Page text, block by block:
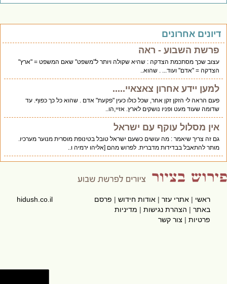
אחרונים
פרשת השבוע - ראה
עצוב שכך מסתכמת הצדקה : שהיא שקולה ויותר ל"משפט" שאם המשפט = "ארץ"
הצדקה = "אדם" ועוד... . שהוא..
למען יידע אחרון צאצאיי.....
פעם הראה לי הזקן זקן אחר, שכל כולו כעין "פקעת" אדם . שהוא כל כך כפוף. עד
שדומה שעוד מעט ופניו נושקים לארץ. אזיי,הו..
אין מסלול עוקף עם ישראל
גם זה צריך שיאמר : מה עושים כשעם ישראל טובל בטינופת מוסרית מנוער מערכיו.
מותר להתאבל בבדידות מדברית. לפרוש מהם [אליהו ירמיה ו..
ראשי|אתרי עזר|אודות חידוש|פרסם
באתר|הצהרת נגישות|מדיניות
פרטיות|צור קשר
hidush.co.il